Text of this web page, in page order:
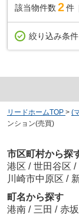
該当物件数 2件
絞り込み条件
リードホームTOP > (
ンション(売買)
市区町村から探
港区 / 世田谷区 /
川崎市中原区 /
町名から探す
港南 / 三田 / 赤坂